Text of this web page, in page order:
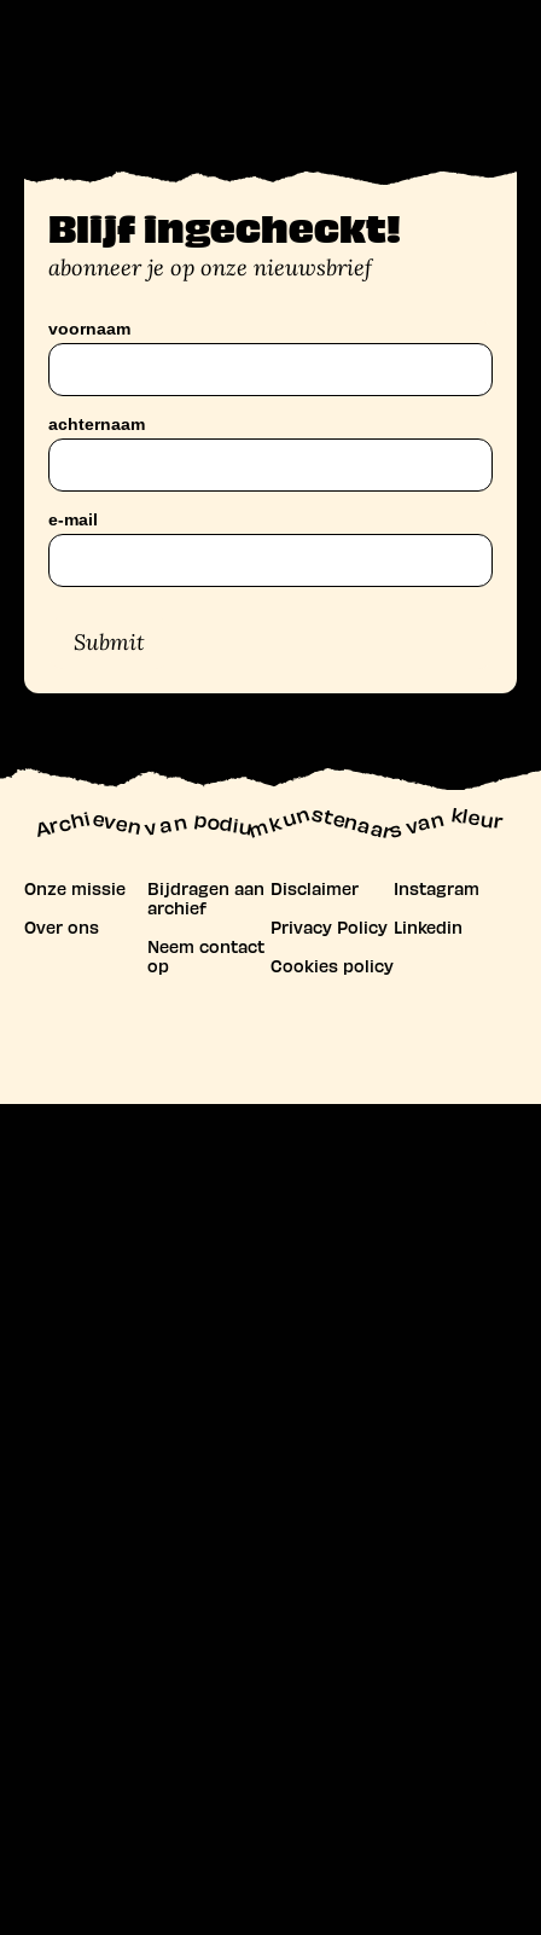
Blijf ingecheckt!
abonneer je op onze nieuwsbrief
voornaam
achternaam
e-mail
Submit
Archievenvan podiumkunstenaars van kleur
Onze missie
Over ons
Bijdragen aan
archief
Neem contact
op
Disclaimer
Privacy Policy
Cookies policy
Instagram
Linkedin